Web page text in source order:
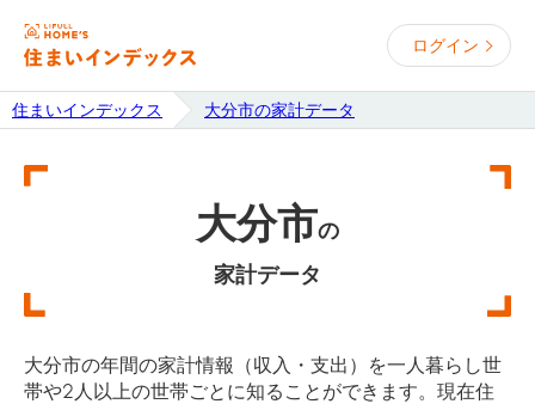
ログイン
住まいインデックス 大分市の家計データ
大分市の
家計データ
大分市の年間の家計情報（収入・支出）を一人暮らし世
帯や2人以上の世帯ごとに知ることができます。現在住